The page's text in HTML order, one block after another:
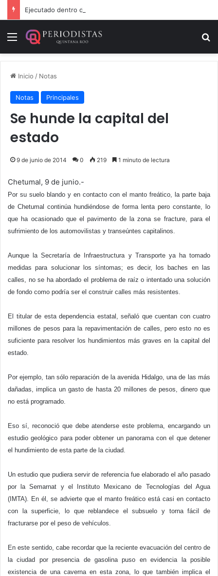
Ejecutado dentro de un local comercial en Cancún
Menú
Inicio / Notas
Notas Principales
Se hunde la capital del
estado
9 de junio de 2014 0 219 1 minuto de lectura
Chetumal, 9 de junio.-
Por su suelo blando y en contacto con el manto freático, la parte baja
de Chetumal continúa hundiéndose de forma lenta pero constante, lo
que ha ocasionado que el pavimento de la zona se fracture, para el
sufrimiento de los automovilistas y transeúntes capitalinos.
Aunque la Secretaría de Infraestructura y Transporte ya ha tomado
medidas para solucionar los síntomas; es decir, los baches en las
calles, no se ha abordado el problema de raíz o intentado una solución
de fondo como podría ser el construir calles más resistentes.
El titular de esta dependencia estatal, señaló que cuentan con cuatro
millones de pesos para la repavimentación de calles, pero esto no es
suficiente para resolver los hundimientos más graves en la capital del
estado.
Por ejemplo, tan sólo reparación de la avenida Hidalgo, una de las más
dañadas, implica un gasto de hasta 20 millones de pesos, dinero que
no está programado.
Eso sí, reconoció que debe atenderse este problema, encargando un
estudio geológico para poder obtener un panorama con el que detener
el hundimiento de esta parte de la ciudad.
Un estudio que pudiera servir de referencia fue elaborado el año pasado
por la Semarnat y el Instituto Mexicano de Tecnologías del Agua
(IMTA). En él, se advierte que el manto freático está casi en contacto
con la superficie, lo que reblandece el subsuelo y torna fácil de
fracturarse por el peso de vehículos.
En este sentido, cabe recordar que la reciente evacuación del centro de
la ciudad por presencia de gasolina puso en evidencia la posible
existencia de una caverna en esta zona, lo que también implica el